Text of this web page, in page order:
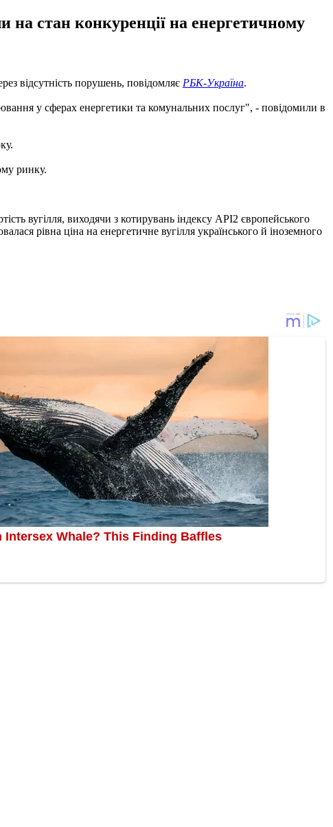
стан конкуренції на енергетичному
відсутність порушень, повідомляє РБК-Україна.
у сферах енергетики та комунальних послуг", - повідомили в
ринку.
вугілля, виходячи з котирувань індексу API2 європейського
рівна ціна на енергетичне вугілля українського й іноземного